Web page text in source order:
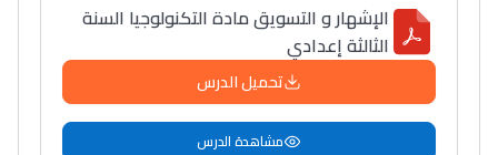
الإشهار و التسويق مادة التكنولوجيا السنة
الثالثة إعدادي
تحميل الدرس
مشاهدة الدرس